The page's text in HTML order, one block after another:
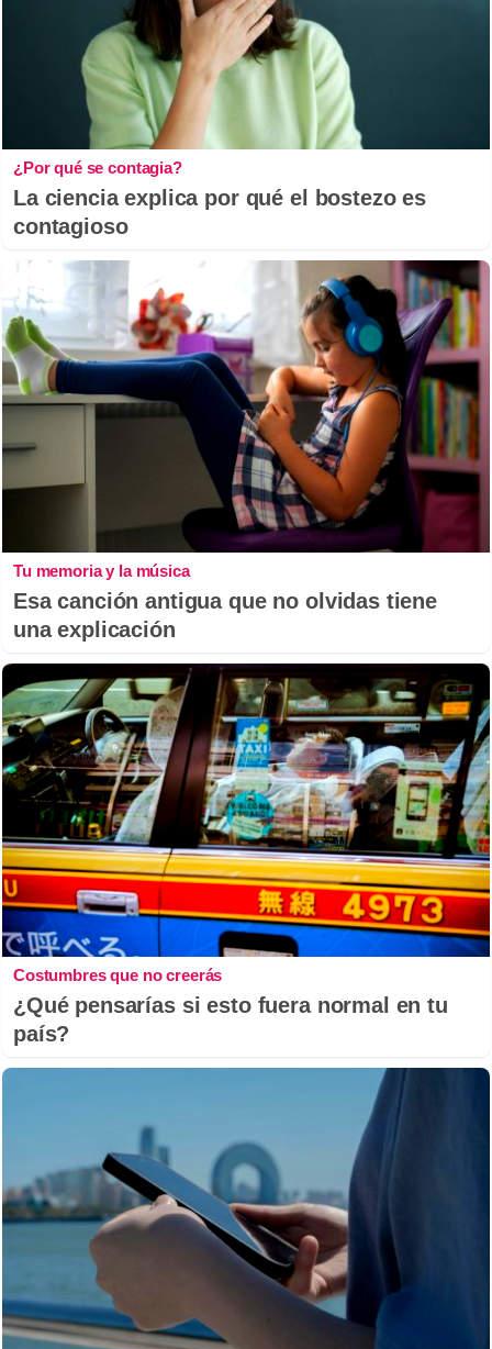
¿Por qué se contagia?
La ciencia explica por qué el bostezo es
contagioso
Tu memoria y la música
Esa canción antigua que no olvidas tiene
una explicación
Costumbres que no creerás
¿Qué pensarías si esto fuera normal en tu
país?